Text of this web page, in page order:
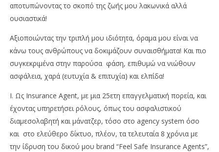
αποτυπώνοντας το σκοπό της ζωής μου λακωνικά αλλά
ουσιαστικά!
Αξιοποιώντας την τριπλή μου ιδιότητα, όραμα μου είναι να
κάνω τους ανθρώπους να δοκιμάζουν συναισθήματα! Και πιο
συγκεκριμένα στην παρούσα φάση, επιθυμώ να νιώθουν
ασφάλεια, χαρά (ευτυχία & επιτυχία) και ελπίδα!
Ι. Ως Insurance Agent, με μια 25ετη επαγγελματική πορεία, και
έχοντας υπηρετήσει ρόλους, όπως του ασφαλιστικού
διαμεσολαβητή και μάνατζερ, τόσο στο agency system όσο
και στο ελεύθερο δίκτυο, πλέον, τα τελευταία 8 χρόνια με
την ίδρυση του δικού μου brand “Feel Safe Insurance Agents”,